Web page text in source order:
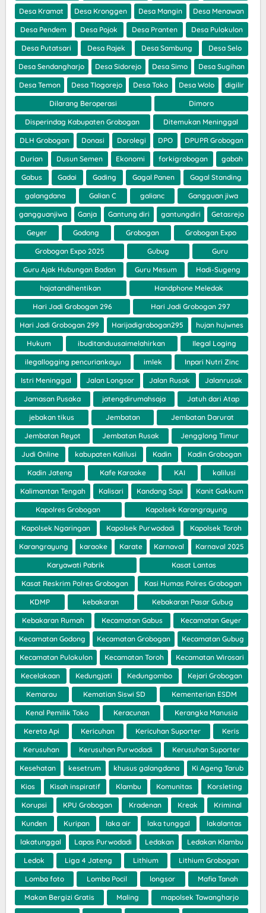
Desa Kramat Desa Kronggen Desa Mangin Desa Menawan
Desa Pendem Desa Pojok Desa Pranten Desa Pulokulon
Desa Putatsari Desa Rajek Desa Sambung Desa Selo
Desa Sendangharjo Desa Sidorejo Desa Simo Desa Sugihan
Desa Temon Desa Tlogorejo Desa Toko Desa Wolo digilir
Dilarang Beroperasi Dimoro
Disperindag Kabupaten Grobogan Ditemukan Meninggal
DLH Grobogan Donasi Dorolegi DPO DPUPR Grobogan
Durian Dusun Semen Ekonomi forkigrobogan gabah
Gabus Gadai Gading Gagal Panen Gagal Standing
galangdana Galian C galianc Gangguan jiwa
gangguanjiwa Ganja Gantung diri gantungdiri Getasrejo
Geyer Godong Grobogan Grobogan Expo
Grobogan Expo 2025 Gubug Guru
Guru Ajak Hubungan Badan Guru Mesum Hadi-Sugeng
hajatandihentikan Handphone Meledak
Hari Jadi Grobogan 296 Hari Jadi Grobogan 297
Hari Jadi Grobogan 299 Harijadigrobogan295 hujan hujwnes
Hukum ibuditanduusaimelahirkan Ilegal Loging
ilegallogging pencuriankayu imlek Inpari Nutri Zinc
Istri Meninggal Jalan Longsor Jalan Rusak Jalanrusak
Jamasan Pusaka jatengdirumahsaja Jatuh dari Atap
jebakan tikus Jembatan Jembatan Darurat
Jembatan Reyot Jembatan Rusak Jengglong Timur
Judi Online kabupaten Kalilusi Kadin Kadin Grobogan
Kadin Jateng Kafe Karaoke KAI kalilusi
Kalimantan Tengah Kalisari Kandang Sapi Kanit Gakkum
Kapolres Grobogan Kapolsek Karangrayung
Kapolsek Ngaringan Kapolsek Purwodadi Kapolsek Toroh
Karangrayung karaoke Karate Karnaval Karnaval 2025
Karyawati Pabrik Kasat Lantas
Kasat Reskrim Polres Grobogan Kasi Humas Polres Grobogan
KDMP kebakaran Kebakaran Pasar Gubug
Kebakaran Rumah Kecamatan Gabus Kecamatan Geyer
Kecamatan Godong Kecamatan Grobogan Kecamatan Gubug
Kecamatan Pulokulon Kecamatan Toroh Kecamatan Wirosari
Kecelakaan Kedungjati Kedungombo Kejari Grobogan
Kemarau Kematian Siswi SD Kementerian ESDM
Kenal Pemilik Toko Keracunan Kerangka Manusia
Kereta Api Kericuhan Kericuhan Suporter Keris
Kerusuhan Kerusuhan Purwodadi Kerusuhan Suporter
Kesehatan kesetrum khusus galangdana Ki Ageng Tarub
Kios Kisah inspiratif Klambu Komunitas Korsleting
Korupsi KPU Grobogan Kradenan Kreak Kriminal
Kunden Kuripan laka air laka tunggal lakalantas
lakatunggal Lapas Purwodadi Ledakan Ledakan Klambu
Ledok Liga 4 Jateng Lithium Lithium Grobogan
Lomba foto Lomba Pocil longsor Mafia Tanah
Makan Bergizi Gratis Maling mapolsek Tawangharjo